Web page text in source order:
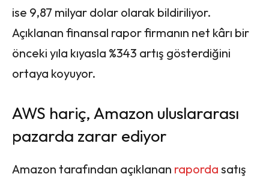
ise 9,87 milyar dolar olarak bildiriliyor.
Açıklanan finansal rapor firmanın net kârı bir
önceki yıla kıyasla %343 artış gösterdiğini
ortaya koyuyor.
AWS hariç, Amazon uluslararası
pazarda zarar ediyor
Amazon tarafından açıklanan raporda satış